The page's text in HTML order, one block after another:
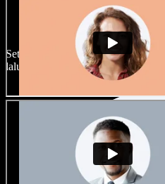
Banyak pilihan
dengan
Setiap proyek bisa terdengar
lalu sesuaikan sesuka Anda.